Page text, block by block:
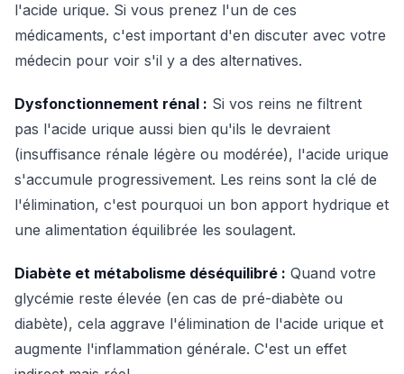
l'acide urique. Si vous prenez l'un de ces
médicaments, c'est important d'en discuter avec votre
médecin pour voir s'il y a des alternatives.
Dysfonctionnement rénal : Si vos reins ne filtrent
pas l'acide urique aussi bien qu'ils le devraient
(insuffisance rénale légère ou modérée), l'acide urique
s'accumule progressivement. Les reins sont la clé de
l'élimination, c'est pourquoi un bon apport hydrique et
une alimentation équilibrée les soulagent.
Diabète et métabolisme déséquilibré : Quand votre
glycémie reste élevée (en cas de pré-diabète ou
diabète), cela aggrave l'élimination de l'acide urique et
augmente l'inflammation générale. C'est un effet